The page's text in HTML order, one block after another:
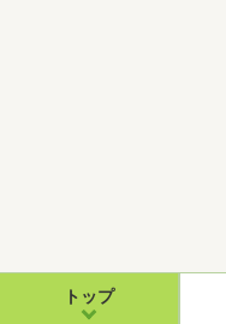
トップ